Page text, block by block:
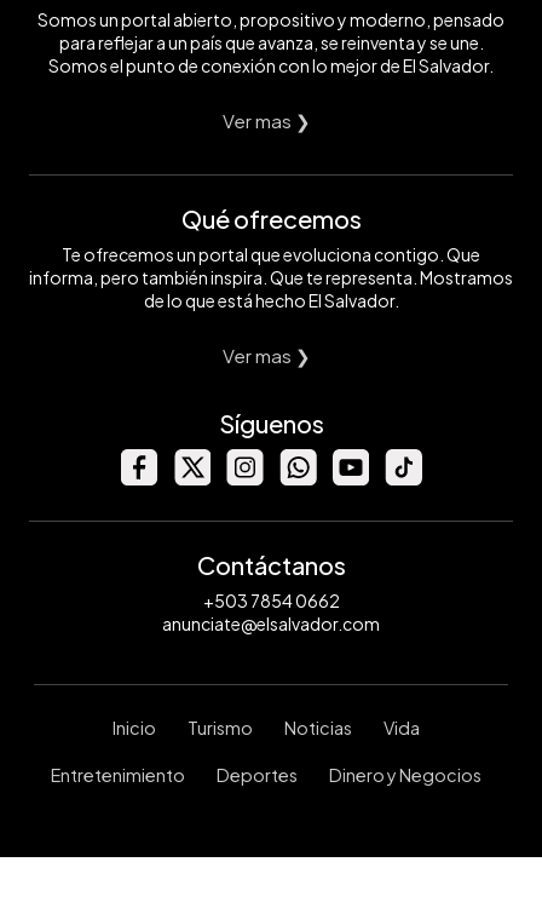
Somos un portal abierto, propositivo y moderno, pensado
para reflejar a un país que avanza, se reinventa y se une.
Somos el punto de conexión con lo mejor de El Salvador.
Ver mas ❯
Qué ofrecemos
Te ofrecemos un portal que evoluciona contigo. Que
informa, pero también inspira. Que te representa. Mostramos
de lo que está hecho El Salvador.
Ver mas ❯
Síguenos
Contáctanos
+503 7854 0662
anunciate@elsalvador.com
Inicio Turismo Noticias Vida
Entretenimiento Deportes Dinero y Negocios